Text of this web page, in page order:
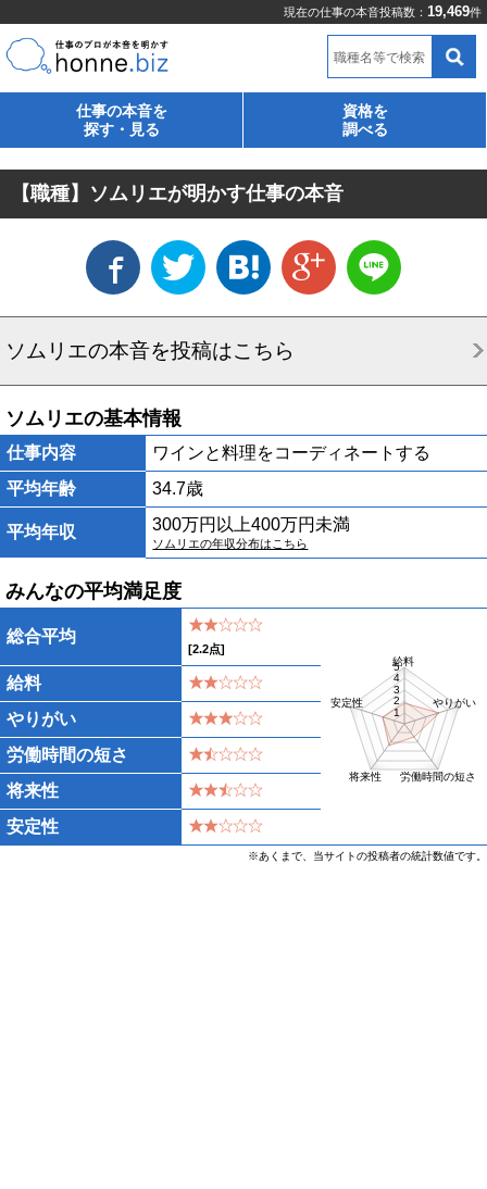
現在の仕事の本音投稿数： 19,469件
職種名等で検索
仕事の本音を
探す・見る
資格を
調べる
【職種】ソムリエが明かす仕事の本音
ソムリエの本音を投稿はこちら
ソムリエの基本情報
仕事内容
ワインと料理をコーディネートする
平均年齢
34.7歳
平均年収 300万円以上400万円未満
ソムリエの年収分布はこちら
みんなの平均満足度
総合平均
[2.2点]
1
2
3
4
5
給料
やりがい
労働時間の短さ
将来性
安定性
給料
やりがい
労働時間の短さ
将来性
安定性
※あくまで、当サイトの投稿者の統計数値です。